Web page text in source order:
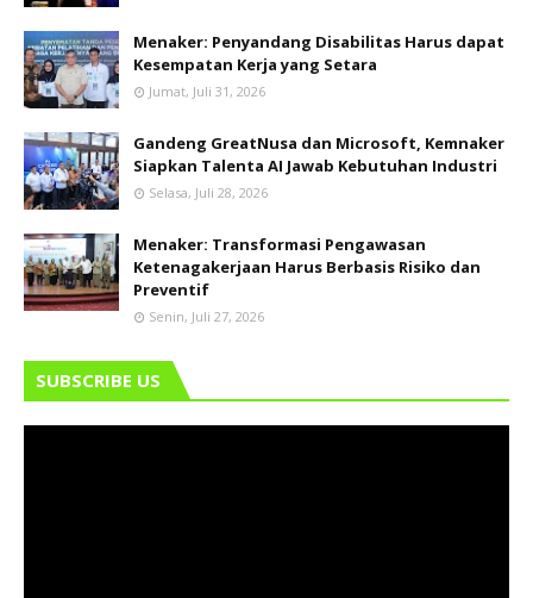
Menaker: Penyandang Disabilitas Harus dapat
Kesempatan Kerja yang Setara
Jumat, Juli 31, 2026
Gandeng GreatNusa dan Microsoft, Kemnaker
Siapkan Talenta AI Jawab Kebutuhan Industri
Selasa, Juli 28, 2026
Menaker: Transformasi Pengawasan
Ketenagakerjaan Harus Berbasis Risiko dan
Preventif
Senin, Juli 27, 2026
SUBSCRIBE US